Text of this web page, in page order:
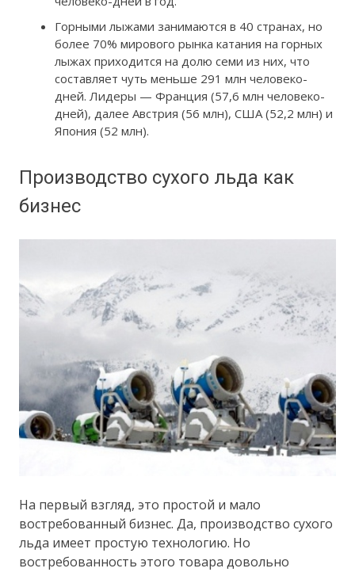
Горными лыжами занимаются в 40 странах, но
более 70% мирового рынка катания на горных
лыжах приходится на долю семи из них, что
составляет чуть меньше 291 млн человеко-
дней. Лидеры — Франция (57,6 млн человеко-
дней), далее Австрия (56 млн), США (52,2 млн) и
Япония (52 млн).
Производство сухого льда как
бизнес
На первый взгляд, это простой и мало
востребованный бизнес. Да, производство сухого
льда имеет простую технологию. Но
востребованность этого товара довольно